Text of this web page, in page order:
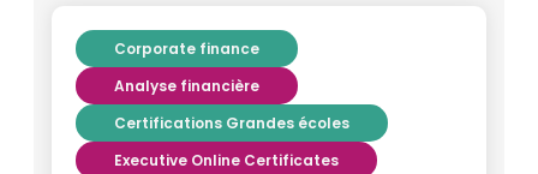
Corporate finance
Analyse financière
Certifications Grandes écoles
Executive Online Certificates